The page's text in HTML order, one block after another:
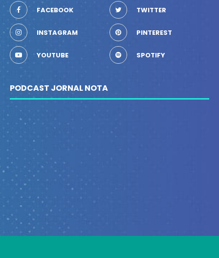
FACEBOOK TWITTER
INSTAGRAM PINTEREST
YOUTUBE SPOTIFY
PODCAST JORNAL NOTA